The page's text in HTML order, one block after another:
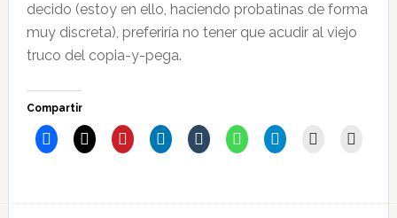
decido (estoy en ello, haciendo probatinas de forma
muy discreta), preferiría no tener que acudir al viejo
truco del copia-y-pega.
Compartir